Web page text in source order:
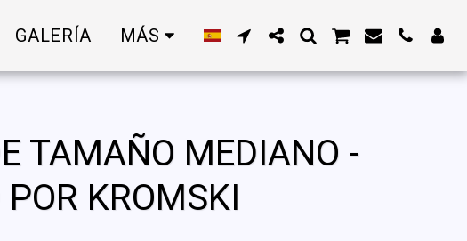
GALERÍA MÁS
TAMAÑO MEDIANO -
KROMSKI